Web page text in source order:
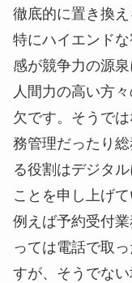
徹底的に置き換え
特にハイエンド
感が競争力の源
人間力の高い方
欠です。そうで
務管理だったり
る役割はデジタ
ことを申し上げて
例えば予約受付
っては電話で取
すが、そうでな